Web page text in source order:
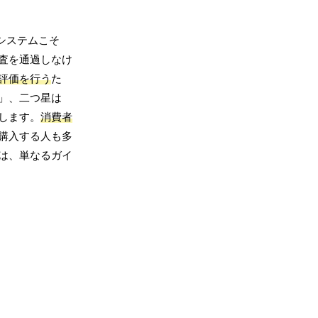
ステムこそ
を通過しなけ
価を行うた
、二つ星は
ます。 消費者
入する人も多
、単なるガイ